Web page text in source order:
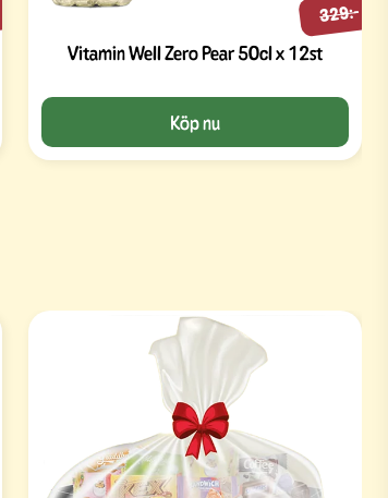
Vitamin Well Zero Pear 50cl x 12st
329:-
Köp nu